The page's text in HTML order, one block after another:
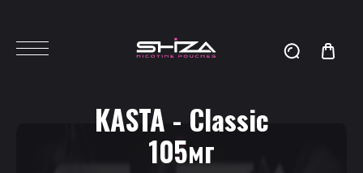
KASTA - Classic
105мг